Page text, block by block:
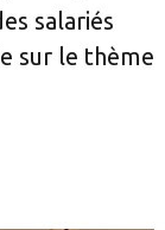
salariés
sur le thème